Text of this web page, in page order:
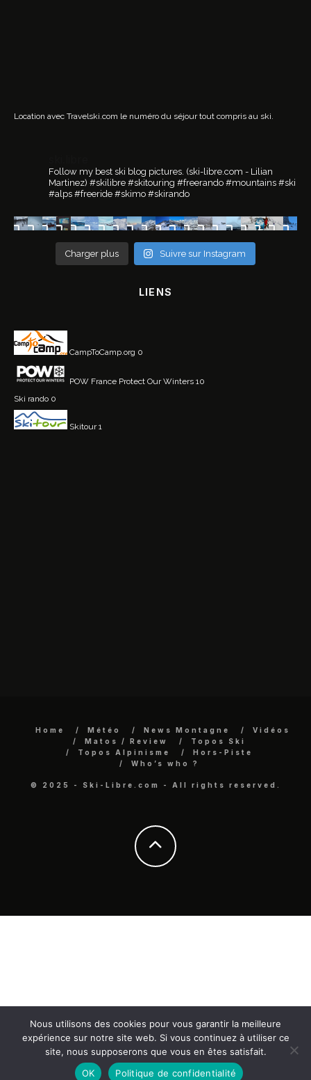
Location avec Travelski.com le numéro du séjour tout compris au ski.
Follow my best ski blog pictures. (ski-libre.com - Lilian
Martinez) #skilibre #skitouring #freerando #mountains #ski
#alps #freeride #skimo #skirando
Charger plus Suivre sur Instagram
LIENS
CampToCamp.org 0
POW France Protect Our Winters 10
Ski rando 0
Skitour1
Home Météo News Montagne
Vidéos
Matos / Review
Topos Ski
Topos Alpinisme
Hors-Piste
Who’s who ?
© 2025 - Ski-Libre.com - All rights reserved.
Nous utilisons des cookies pour vous garantir la meilleure
expérience sur notre site web. Si vous continuez à utiliser ce
site, nous supposerons que vous en êtes satisfait.
OK
Politique de confidentialité